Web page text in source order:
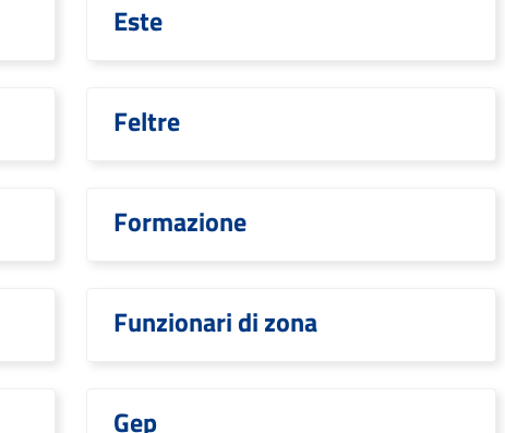
Este
Feltre
Formazione
Funzionari di zona
Gep